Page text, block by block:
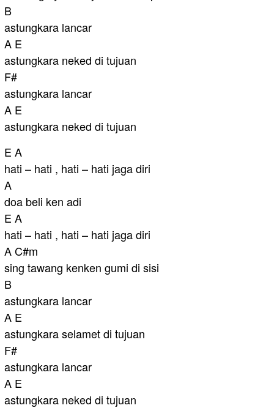
B
astungkara lancar
A E
astungkara neked di tujuan
F#
astungkara lancar
A E
astungkara neked di tujuan
E A
hati – hati , hati – hati jaga diri
A
doa beli ken adi
E A
hati – hati , hati – hati jaga diri
A C#m
sing tawang kenken gumi di sisi
B
astungkara lancar
A E
astungkara selamet di tujuan
F#
astungkara lancar
A E
astungkara neked di tujuan